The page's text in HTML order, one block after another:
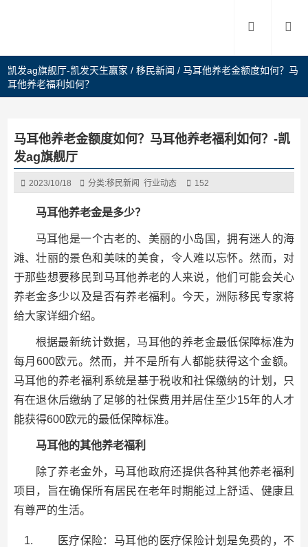
凯发ag旗舰厅-凯发天生赢家 /移民新闻 /马耳他养老金额度如何？马
耳他养老福利如何？
马耳他养老金额度如何？马耳他养老福利如何？-凯
发ag旗舰厅
2023/10/18 分类:移民新闻 行业动态 152
马耳他养老金是多少？
马耳他是一个古老的、美丽的小岛国，拥有迷人的海
滩、壮丽的景色和美味的美食，令人难以忘怀。然而，对
于那些想要移民到马耳他养老的人来说，他们可能会关心
养老金多少以及是否有养老福利。今天，洲际移民专家将
给大家详细介绍。
根据最新统计数据，马耳他的养老金最低保障标准为
每月600欧元。然而，并不是所有人都能获得这个金额。
马耳他的养老福利系统是基于税收和社保缴纳的计划，只
有在退休后缴纳了足够的社保费用并居住至少15年的人才
能获得600欧元的最低保障标准。
马耳他的其他养老福利
除了养老金外，马耳他政府还提供各种其他养老福利
项目，旨在确保所有居民在老年时期能过上舒适、健康且
有尊严的生活。
医疗保险：马耳他的医疗保险计划是免费的，不